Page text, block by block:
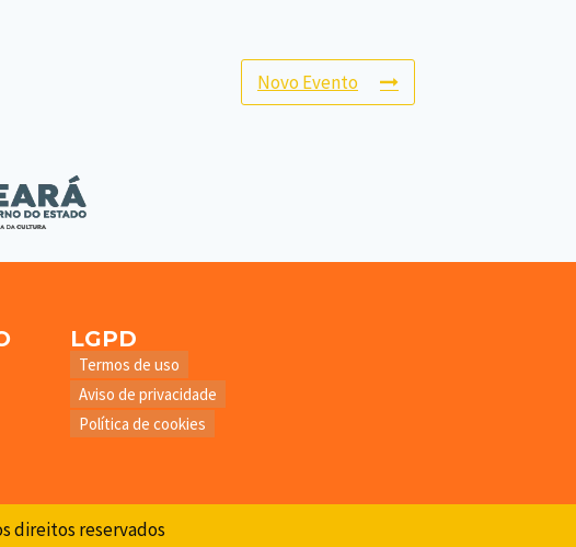
Novo Evento
LGPD
Termos de uso
Aviso de privacidade
Política de cookies
direitos reservados